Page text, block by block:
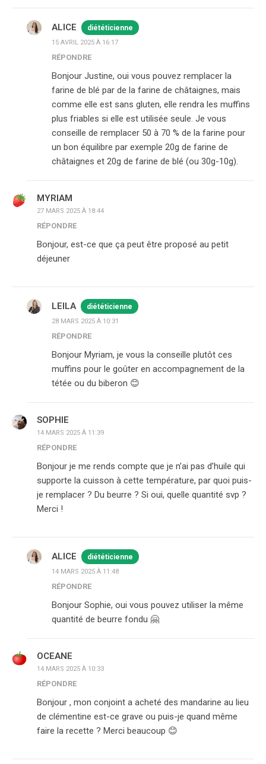
ALICE diététicienne
15 AVRIL 2025 À 16:17
RÉPONDRE
Bonjour Justine, oui vous pouvez remplacer la
farine de blé par de la farine de châtaignes, mais
comme elle est sans gluten, elle rendra les muffins
plus friables si elle est utilisée seule. Je vous
conseille de remplacer 50 à 70 % de la farine pour
un bon équilibre par exemple 20g de farine de
châtaignes et 20g de farine de blé (ou 30g-10g).
MYRIAM
27 MARS 2025 À 18:44
RÉPONDRE
Bonjour, est-ce que ça peut être proposé au petit
déjeuner
LEILA diététicienne
28 MARS 2025 À 10:31
RÉPONDRE
Bonjour Myriam, je vous la conseille plutôt ces
muffins pour le goûter en accompagnement de la
tétée ou du biberon 😊
SOPHIE
14 MARS 2025 À 11:39
RÉPONDRE
Bonjour je me rends compte que je n’ai pas d’huile qui
supporte la cuisson à cette température, par quoi puis-
je remplacer ? Du beurre ? Si oui, quelle quantité svp ?
Merci !
ALICE diététicienne
14 MARS 2025 À 11:48
RÉPONDRE
Bonjour Sophie, oui vous pouvez utiliser la même
quantité de beurre fondu 🤗
OCEANE
14 MARS 2025 À 10:33
RÉPONDRE
Bonjour , mon conjoint a acheté des mandarine au lieu
de clémentine est-ce grave ou puis-je quand même
faire la recette ? Merci beaucoup 😊